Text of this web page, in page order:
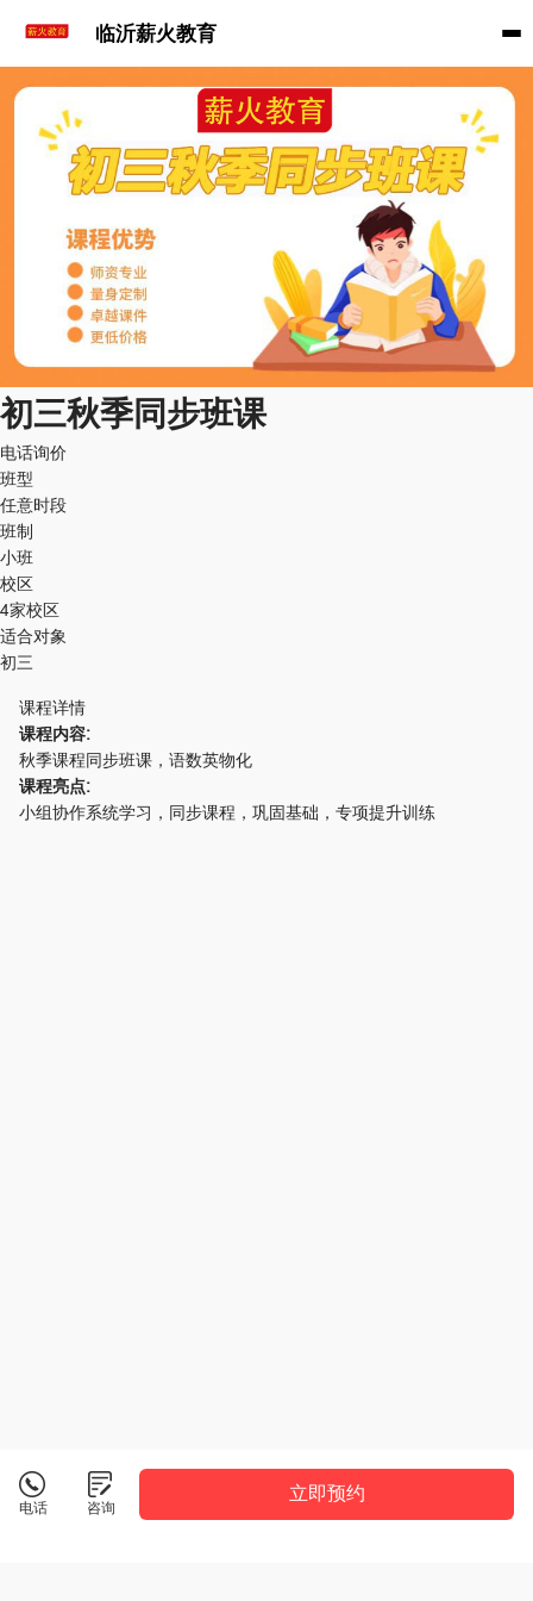
临沂薪火教育
初三秋季同步班课
电话询价
班型
任意时段
班制
小班
校区
4家校区
适合对象
初三
课程详情
课程内容:
秋季课程同步班课，语数英物化
课程亮点:
小组协作系统学习，同步课程，巩固基础，专项提升训练
电话 咨询
立即预约